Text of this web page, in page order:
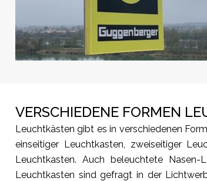
VERSCHIEDENE FORMEN
Leuchtkästen gibt es in verschiedenen
einseitiger Leuchtkasten, zweiseitiger
Leuchtkasten. Auch beleuchtete Nasen-
Leuchtkasten sind gefragt in der